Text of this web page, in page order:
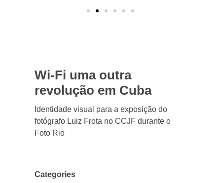
Wi-Fi uma outra
revolução em Cuba
Identidade visual para a exposição do
fotógrafo Luiz Frota no CCJF durante o
Foto Rio
Categories